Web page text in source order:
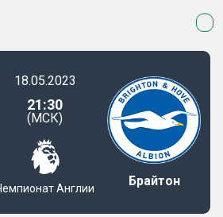
18.05.2023
21:30
(МСК)
Англии Брайтон